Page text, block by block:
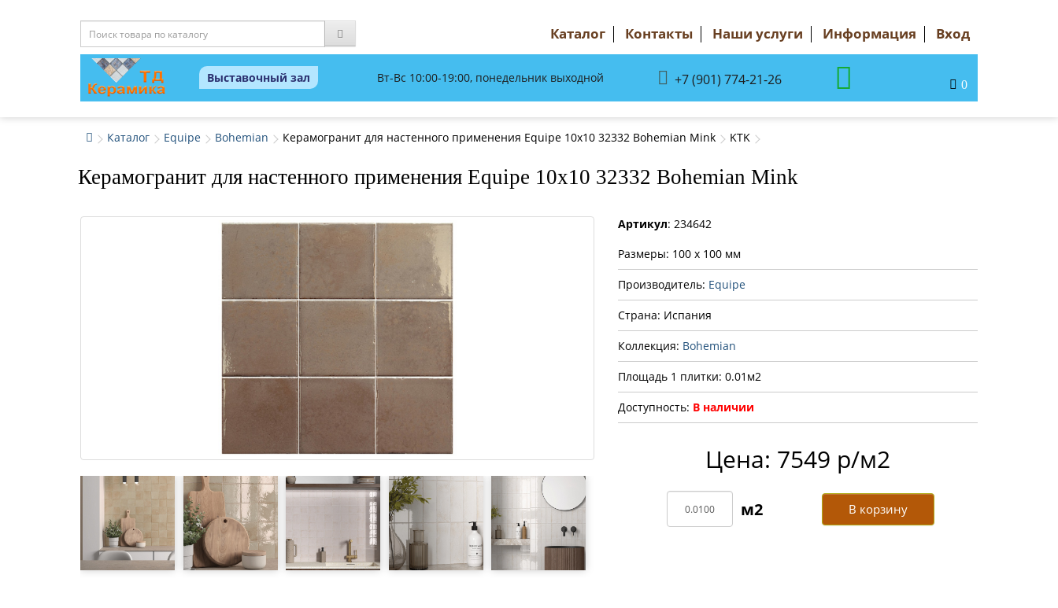
Каталог Контакты Наши услуги Информация Вход
Выставочный зал Вт-Вс 10:00-19:00, понедельник выходной +7 (901) 774-21-26 0
Каталог Equipe Bohemian Керамогранит для настенного применения Equipe 10x10 32332 Bohemian Mink KTK
Керамогранит для настенного применения Equipe 10x10 32332 Bohemian Mink
Артикул: 234642
Размеры: 100 x 100 мм
Производитель: Equipe
Страна: Испания
Коллекция: Bohemian
Площадь 1 плитки: 0.01м2
Доступность: В наличии
Цена: 7549 р/м2
В корзину